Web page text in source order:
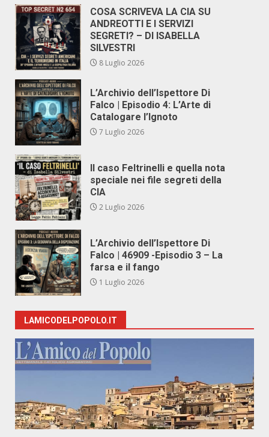
COSA SCRIVEVA LA CIA SU
ANDREOTTI E I SERVIZI
SEGRETI? – DI ISABELLA
SILVESTRI
8 Luglio 2026
L’Archivio dell’Ispettore Di
Falco | Episodio 4: L’Arte di
Catalogare l’Ignoto
7 Luglio 2026
Il caso Feltrinelli e quella nota
speciale nei file segreti della
CIA
2 Luglio 2026
L’Archivio dell’Ispettore Di
Falco | 46909 -Episodio 3 – La
farsa e il fango
1 Luglio 2026
LAMICODELPOPOLO.IT